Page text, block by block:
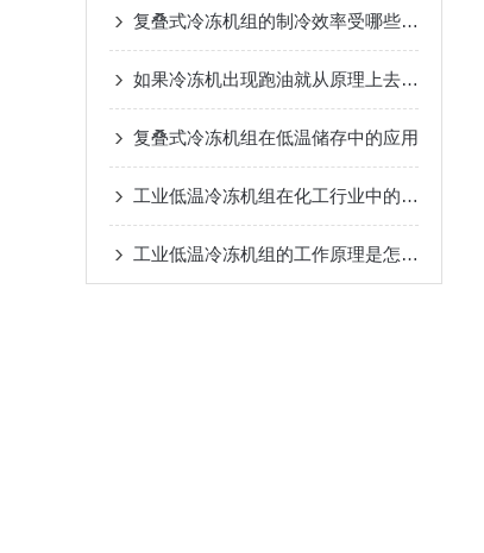
复叠式冷冻机组的制冷效率受哪些因素影响？
如果冷冻机出现跑油就从原理上去剖析并解决
复叠式冷冻机组在低温储存中的应用
工业低温冷冻机组在化工行业中的应用
工业低温冷冻机组的工作原理是怎样的？